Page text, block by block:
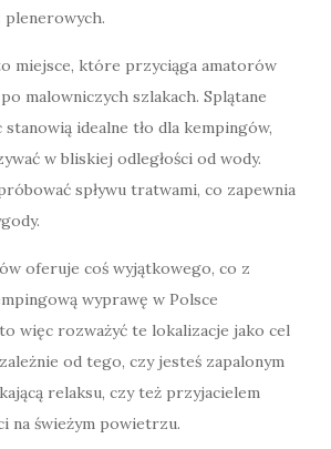
plenerowych.
miejsce, które przyciąga amatorów
malowniczych szlakach. Splątane
idealne tło dla kempingów,
w bliskiej odległości od wody.
spływu tratwami, co zapewnia
oferuje coś wyjątkowego, co z
wyprawę w Polsce
więc rozważyć te lokalizacje jako cel
od tego, czy jesteś zapalonym
relaksu, czy też przyjacielem
na świeżym powietrzu.